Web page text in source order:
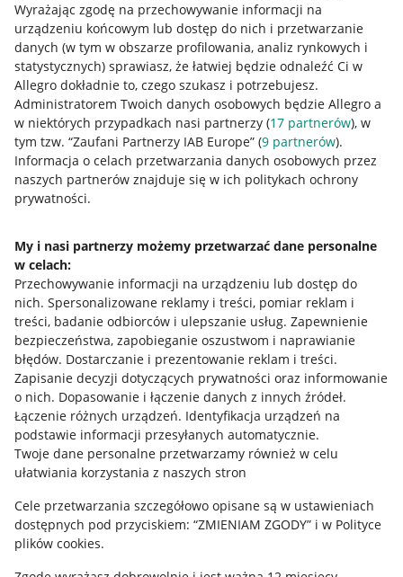
Wyrażając zgodę na przechowywanie informacji na
urządzeniu końcowym lub dostęp do nich i przetwarzanie
danych (w tym w obszarze profilowania, analiz rynkowych i
statystycznych) sprawiasz, że łatwiej będzie odnaleźć Ci w
Allegro dokładnie to, czego szukasz i potrzebujesz.
Administratorem Twoich danych osobowych będzie Allegro a
w niektórych przypadkach nasi partnerzy (17 partnerów), w
tym tzw. “Zaufani Partnerzy IAB Europe” (9 partnerów).
Informacja o celach przetwarzania danych osobowych przez
naszych partnerów znajduje się w ich politykach ochrony
prywatności.
My i nasi partnerzy możemy przetwarzać dane personalne
w celach:
Przechowywanie informacji na urządzeniu lub dostęp do
nich. Spersonalizowane reklamy i treści, pomiar reklam i
treści, badanie odbiorców i ulepszanie usług. Zapewnienie
bezpieczeństwa, zapobieganie oszustwom i naprawianie
błędów. Dostarczanie i prezentowanie reklam i treści.
Zapisanie decyzji dotyczących prywatności oraz informowanie
o nich. Dopasowanie i łączenie danych z innych źródeł.
Łączenie różnych urządzeń. Identyfikacja urządzeń na
podstawie informacji przesyłanych automatycznie.
Twoje dane personalne przetwarzamy również w celu
ułatwiania korzystania z naszych stron
Cele przetwarzania szczegółowo opisane są w ustawieniach
dostępnych pod przyciskiem: “ZMIENIAM ZGODY” i w Polityce
plików cookies.
Nawigacja
Przydatne informacje
Jak to działa
Allegro Gadane dla sprzedających
Allegro Gadane dla kupujących
Mapa miejscowości
Informacje prawne
Regulamin
Polityka plików "cookies"
Ustawienia plików "cookies"
Udostępnianie lokalizacji
Informacje dla Aktu o Usługach Cyfrowych